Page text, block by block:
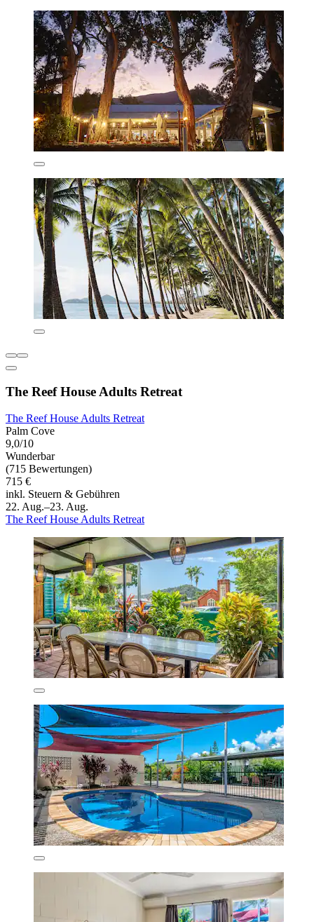
The Reef House Adults Retreat
The Reef House Adults Retreat
Palm Cove
9,0/10
Wunderbar
(715 Bewertungen)
715 €
inkl. Steuern & Gebühren
22. Aug.–23. Aug.
The Reef House Adults Retreat